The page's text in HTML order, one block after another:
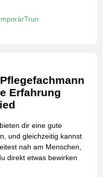
Trun
Erfahrung
dir eine gute
und gleichzeitig kannst
nah am Menschen,
direkt etwas bewirken